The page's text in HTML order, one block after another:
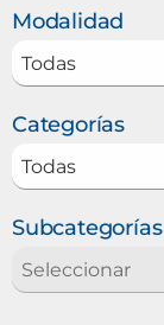
Modalidad
Categorías
Subcategorías